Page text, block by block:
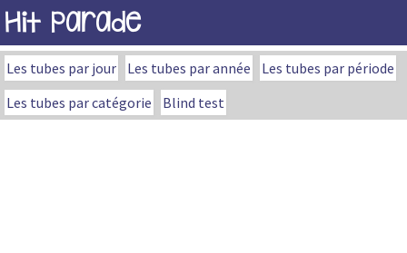
Hit Parade
Les tubes par jour Les tubes par année
Les tubes par période
Les tubes par catégorie
Blind test